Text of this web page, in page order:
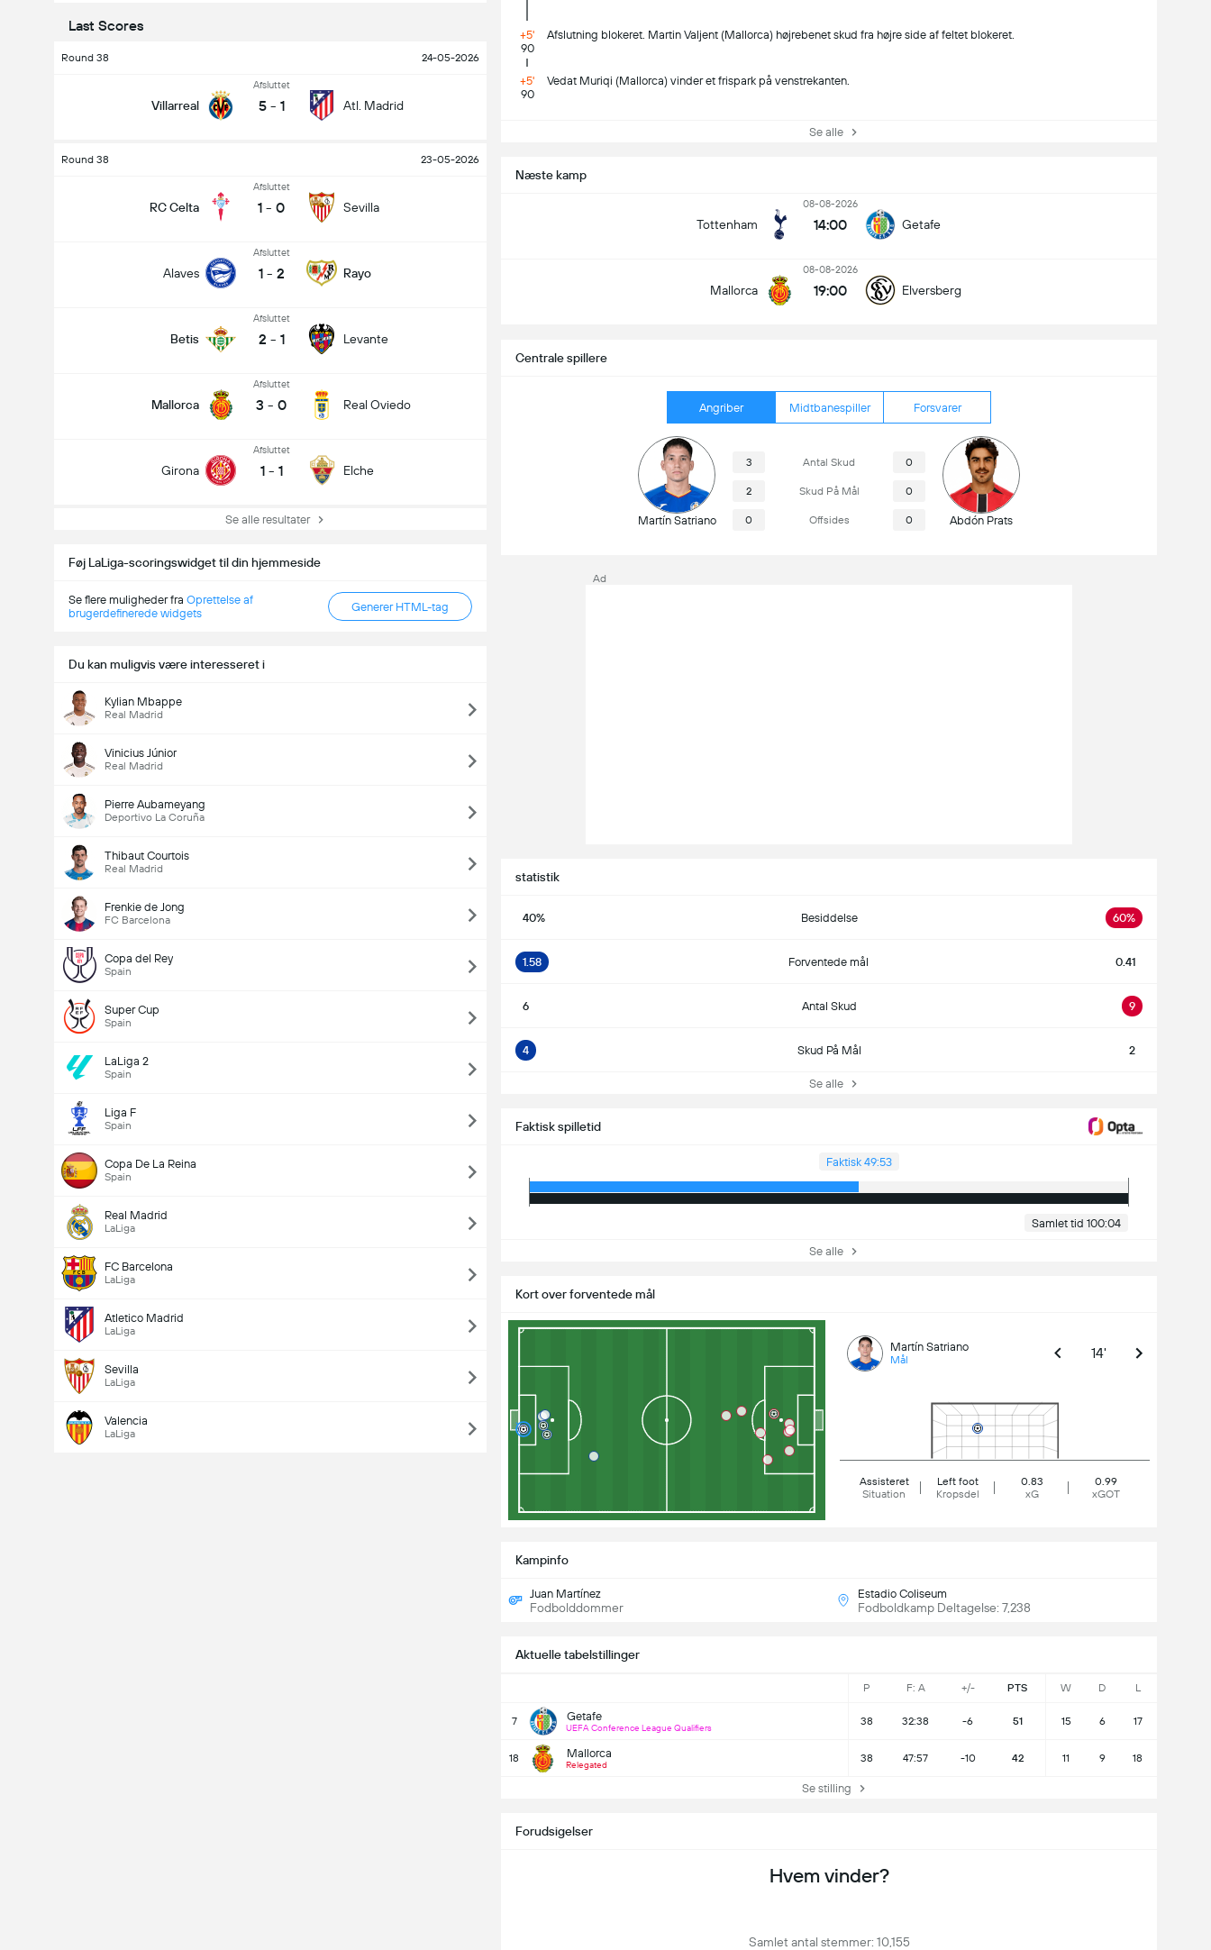
Last Scores
Round 38 24-05-2026
Villarreal
Afsluttet
5 - 1 Atl. Madrid
Round 38 23-05-2026
RC Celta
Afsluttet
1 - 0 Sevilla
Alaves
Afsluttet
1 - 2 Rayo
Betis
Afsluttet
2 - 1 Levante
Mallorca
Afsluttet
3 - 0 Real Oviedo
Girona
Afsluttet
1 - 1 Elche
Se alle resultater
Føj LaLiga-scoringswidget til din hjemmeside
Se flere muligheder fra Oprettelse af
brugerdefinerede widgets
Generer HTML-tag
Du kan muligvis være interesseret i
Kylian Mbappe
Real Madrid
Vinicius Júnior
Real Madrid
Pierre Aubameyang
Deportivo La Coruña
Thibaut Courtois
Real Madrid
Frenkie de Jong
FC Barcelona
Copa del Rey
Spain
Super Cup
Spain
LaLiga 2
Spain
Liga F
Spain
Copa De La Reina
Spain
Real Madrid
LaLiga
FC Barcelona
LaLiga
Atletico Madrid
LaLiga
Sevilla
LaLiga
Valencia
LaLiga
+5'
90
Afslutning blokeret. Martin Valjent (Mallorca) højrebenet skud fra højre side af feltet blokeret.
+5'
90
Vedat Muriqi (Mallorca) vinder et frispark på venstrekanten.
Se alle
Næste kamp
Tottenham
08-08-2026
14:00 Getafe
Mallorca
08-08-2026
19:00 Elversberg
Centrale spillere
Angriber Midtbanespiller Forsvarer
Martín Satriano
3 Antal Skud 0
2 Skud På Mål 0
0 Offsides 0 Abdón Prats
statistik
40% Besiddelse 60%
1.58 Forventede mål 0.41
6 Antal Skud 9
4 Skud På Mål 2
Se alle
Faktisk spilletid
Faktisk 49:53
Samlet tid 100:04
Se alle
Kort over forventede mål
Martín Satriano
Mål 14'
Assisteret
Situation
Left foot
Kropsdel
0.83
xG
0.99
xGOT
Kampinfo
Juan Martínez
Fodbolddommer
Estadio Coliseum
Fodboldkamp Deltagelse: 7,238
Aktuelle tabelstillinger
P F: A +/- PTS W D L
7 Getafe
UEFA Conference League Qualifiers
38 32:38 -6 51 15 6 17
18 Mallorca
Relegated
38 47:57 -10 42 11 9 18
Se stilling
Forudsigelser
Hvem vinder?
Samlet antal stemmer: 10,155
Ad